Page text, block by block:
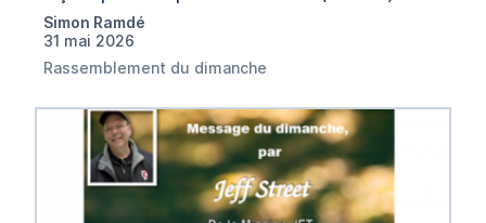
Simon Ramdé
31 mai 2026
Rassemblement du dimanche